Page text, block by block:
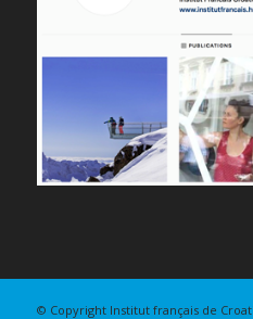
© Copyright Institut français de